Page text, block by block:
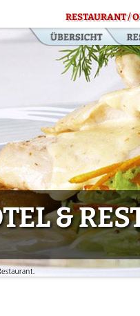
RESTAURANT /
&